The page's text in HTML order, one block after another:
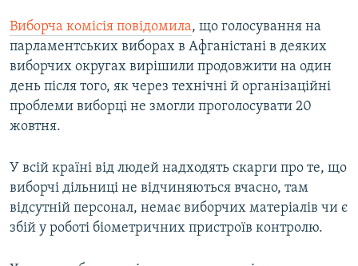
Виборча комісія повідомила, що голосування на
парламентських виборах в Афганістані в деяких
виборчих округах вирішили продовжити на один
день після того, як через технічні й організаційні
проблеми виборці не змогли проголосувати 20
жовтня.
У всій країні від людей надходять скарги про те, що
виборчі дільниці не відчиняються вчасно, там
відсутній персонал, немає виборчих матеріалів чи є
збій у роботі біометричних пристроїв контролю.